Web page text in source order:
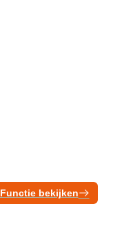
Functie bekijken